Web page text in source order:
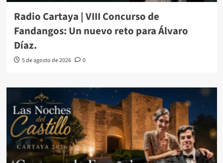
Radio Cartaya | VIII Concurso de
Fandangos: Un nuevo reto para Álvaro
Díaz.
5 de agosto de 2026 0